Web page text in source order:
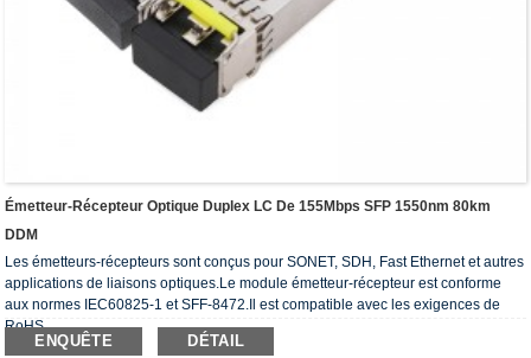
Émetteur-Récepteur Optique Duplex LC De 155Mbps SFP 1550nm 80km
DDM
Les émetteurs-récepteurs sont conçus pour SONET, SDH, Fast Ethernet et autres
applications de liaisons optiques.Le module émetteur-récepteur est conforme
aux normes IEC60825-1 et SFF-8472.Il est compatible avec les exigences de
RoHS.
ENQUÊTE DÉTAIL